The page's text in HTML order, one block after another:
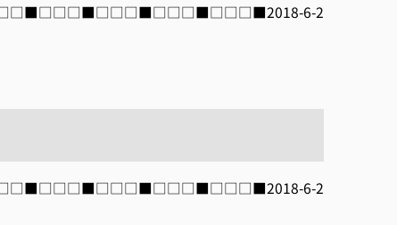
■□□□■□□□■□□□■□□□■□□□■□□□■2018-6-2
■□□□■□□□■□□□■□□□■□□□■□□□■2018-6-2